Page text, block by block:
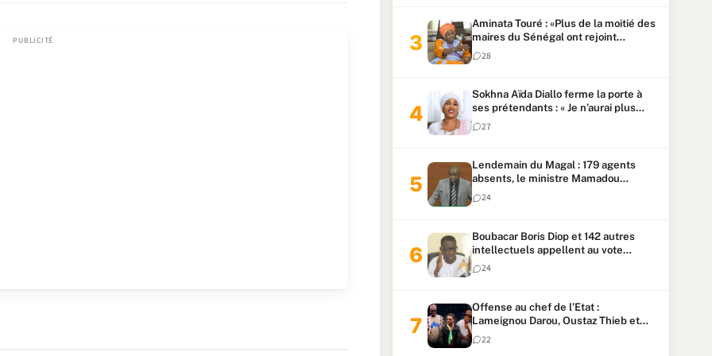
Aminata Touré : «Plus de la moitié des
maires du Sénégal ont rejoint
Kiiraay»
28
Sokhna Aïda Diallo ferme la porte à
ses prétendants : « Je n’aurai plus
jamais un autre mari »
27
Lendemain du Magal : 179 agents
absents, le ministre Mamadou
Lamine Dianté exige des explications
24
Boubacar Boris Diop et 142 autres
intellectuels appellent au vote
urgent de la révision
constitutionnelle
24
Offense au chef de l’Etat :
Lameignou Darou, Oustaz Thieb et
Ndiaye Touba lourdement
condamnés
22